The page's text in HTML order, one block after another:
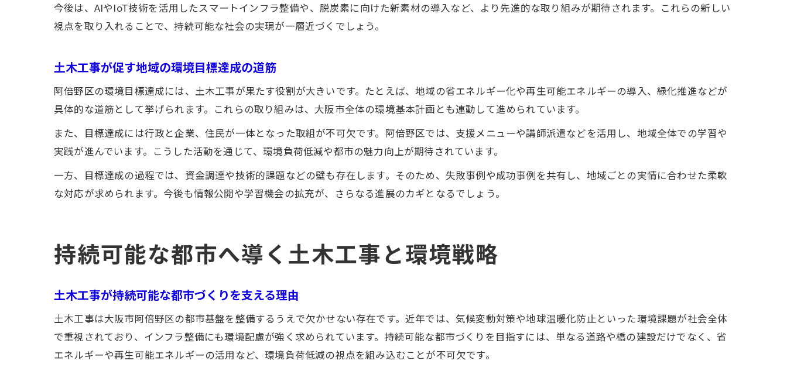
今後は、AIやIoT技術を活用したスマートインフラ整備や、脱炭素に向けた新素材の導入など、より先進的な取り組みが期待されます。これらの新しい
視点を取り入れることで、持続可能な社会の実現が一層近づくでしょう。
土木工事が促す地域の環境目標達成の道筋
阿倍野区の環境目標達成には、土木工事が果たす役割が大きいです。たとえば、地域の省エネルギー化や再生可能エネルギーの導入、緑化推進などが
具体的な道筋として挙げられます。これらの取り組みは、大阪市全体の環境基本計画とも連動して進められています。
また、目標達成には行政と企業、住民が一体となった取組が不可欠です。阿倍野区では、支援メニューや講師派遣などを活用し、地域全体での学習や
実践が進んでいます。こうした活動を通じて、環境負荷低減や都市の魅力向上が期待されています。
一方、目標達成の過程では、資金調達や技術的課題などの壁も存在します。そのため、失敗事例や成功事例を共有し、地域ごとの実情に合わせた柔軟
な対応が求められます。今後も情報公開や学習機会の拡充が、さらなる進展のカギとなるでしょう。
持続可能な都市へ導く土木工事と環境戦略
土木工事が持続可能な都市づくりを支える理由
土木工事は大阪市阿倍野区の都市基盤を整備するうえで欠かせない存在です。近年では、気候変動対策や地球温暖化防止といった環境課題が社会全体
で重視されており、インフラ整備にも環境配慮が強く求められています。持続可能な都市づくりを目指すには、単なる道路や橋の建設だけでなく、省
エネルギーや再生可能エネルギーの活用など、環境負荷低減の視点を組み込むことが不可欠です。